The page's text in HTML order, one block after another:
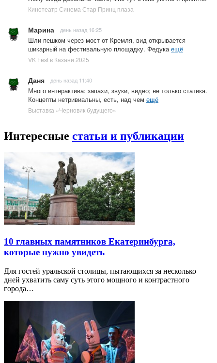
Кинотеатр Синема Стар Принц плаза
Марина день назад 16:25
Шли пешком через мост от Кремля, вид открывается
шикарный на фестивальную площадку. Федука ещё
VK Fest в Казани 2025
Даня день назад 11:40
Много интерактива: запахи, звуки, видео; не только статика.
Концепты нетривиальны, есть, над чем ещё
Выставка «Черновик будущего»
Интересные статьи и публикации
10 главных памятников Екатеринбурга,
которые нужно увидеть
Для гостей уральской столицы, пытающихся за несколько
дней ухватить саму суть этого мощного и контрастного
города…